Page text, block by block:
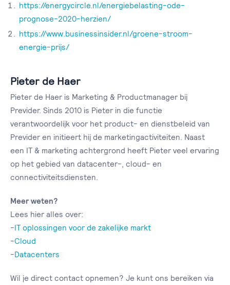
https://energycircle.nl/energiebelasting-ode-
prognose-2020-herzien/
https://www.businessinsider.nl/groene-stroom-
energie-prijs/
Pieter de Haer
Pieter de Haer is Marketing & Productmanager bij
Previder. Sinds 2010 is Pieter in die functie
verantwoordelijk voor het product- en dienstbeleid van
Previder en initieert hij de marketingactiviteiten. Naast
een IT & marketing achtergrond heeft Pieter veel ervaring
op het gebied van datacenter-, cloud- en
connectiviteitsdiensten.
Meer weten?
Lees hier alles over:
-IT oplossingen voor de zakelijke markt
-Cloud
-Datacenters
Wil je direct contact opnemen? Je kunt ons bereiken via